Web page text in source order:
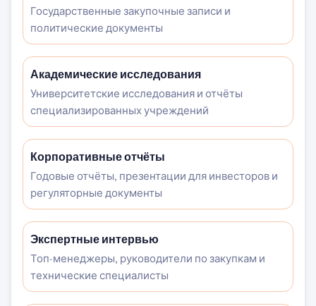
Государственные закупочные записи и
политические документы
Академические исследования
Университетские исследования и отчёты
специализированных учреждений
Корпоративные отчёты
Годовые отчёты, презентации для инвесторов и
регуляторные документы
Экспертные интервью
Топ-менеджеры, руководители по закупкам и
технические специалисты